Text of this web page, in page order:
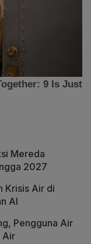
Mereda
2027
Krisis Air di
AI
Pengguna Air
Air